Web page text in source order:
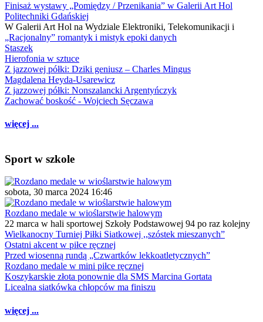
Finisaż wystawy „Pomiędzy / Przenikania” w Galerii Art Hol
Politechniki Gdańskiej
W Galerii Art Hol na Wydziale Elektroniki, Telekomunikacji i
„Racjonalny” romantyk i mistyk epoki danych
Staszek
Hierofonia w sztuce
Z jazzowej półki: Dziki geniusz – Charles Mingus
Magdalena Heyda-Usarewicz
Z jazzowej półki: Nonszalancki Argentyńczyk
Zachować boskość - Wojciech Sęczawa
więcej ...
Sport w szkole
sobota, 30 marca 2024 16:46
Rozdano medale w wioślarstwie halowym
22 marca w hali sportowej Szkoły Podstawowej 94 po raz kolejny
Wielkanocny Turniej Piłki Siatkowej ,,szóstek mieszanych”
Ostatni akcent w piłce ręcznej
Przed wiosenną rundą „Czwartków lekkoatletycznych”
Rozdano medale w mini piłce ręcznej
Koszykarskie złota ponownie dla SMS Marcina Gortata
Licealna siatkówka chłopców ma finiszu
więcej ...